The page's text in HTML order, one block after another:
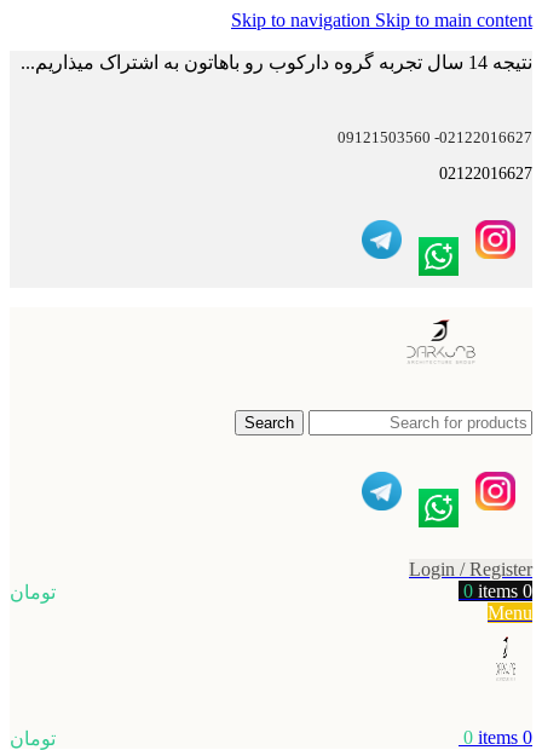
Skip to navigation Skip to main content
نتیجه 14 سال تجربه گروه دارکوب رو باهاتون به اشتراک میذاریم...
02122016627- 09121503560
02122016627
Search
Login / Register
0
items
0
تومان
Menu
0
items
0
تومان